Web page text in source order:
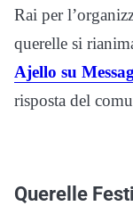
Rai per
querelle si
Ajello su
risposta del
Querelle